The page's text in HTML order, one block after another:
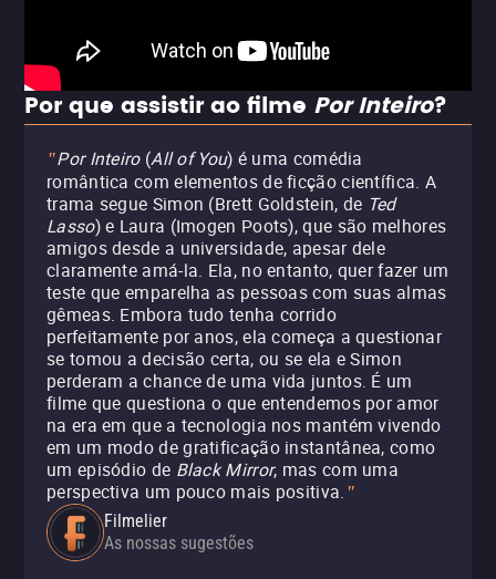
Por que assistir ao filme Por Inteiro?
"Por Inteiro(All of You) é uma comédia
romântica com elementos de ficção científica. A
trama segue Simon (Brett Goldstein, de Ted
Lasso) e Laura (Imogen Poots), que são melhores
amigos desde a universidade, apesar dele
claramente amá-la. Ela, no entanto, quer fazer um
teste que emparelha as pessoas com suas almas
gêmeas. Embora tudo tenha corrido
perfeitamente por anos, ela começa a questionar
se tomou a decisão certa, ou se ela e Simon
perderam a chance de uma vida juntos. É um
filme que questiona o que entendemos por amor
na era em que a tecnologia nos mantém vivendo
em um modo de gratificação instantânea, como
um episódio de Black Mirror, mas com uma
perspectiva um pouco mais positiva. "
Filmelier
As nossas sugestões